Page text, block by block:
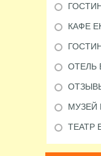
КАФЕ
ОТЕЛЬ
МУЗЕЙ
ТЕАТР